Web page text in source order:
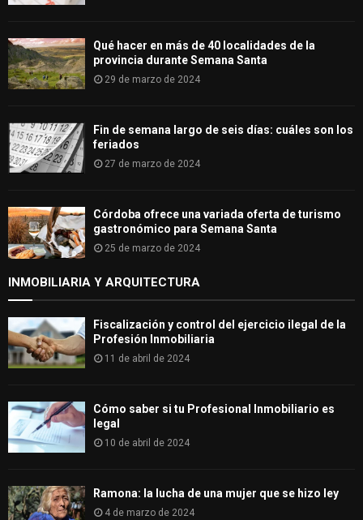
Qué hacer en más de 40 localidades de la
provincia durante Semana Santa
29 de marzo de 2024
Fin de semana largo de seis días: cuáles son los
feriados
27 de marzo de 2024
Córdoba ofrece una variada oferta de turismo
gastronómico para Semana Santa
25 de marzo de 2024
INMOBILIARIA Y ARQUITECTURA
Fiscalización y control del ejercicio ilegal de la
Profesión Inmobiliaria
11 de abril de 2024
Cómo saber si tu Profesional Inmobiliario es
legal
10 de abril de 2024
Ramona: la lucha de una mujer que se hizo ley
4 de marzo de 2024